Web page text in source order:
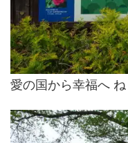
愛の国から幸福へ ね